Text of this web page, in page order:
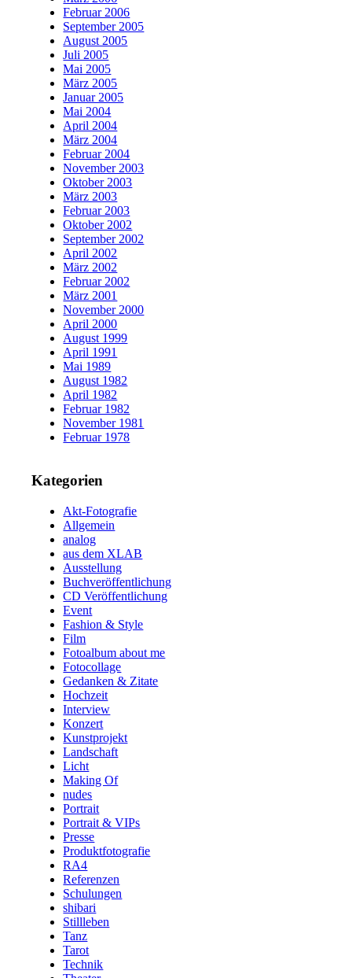
Februar 2006
September 2005
August 2005
Juli 2005
Mai 2005
März 2005
Januar 2005
Mai 2004
April 2004
März 2004
Februar 2004
November 2003
Oktober 2003
März 2003
Februar 2003
Oktober 2002
September 2002
April 2002
März 2002
Februar 2002
März 2001
November 2000
April 2000
August 1999
April 1991
Mai 1989
August 1982
April 1982
Februar 1982
November 1981
Februar 1978
Kategorien
Akt-Fotografie
Allgemein
analog
aus dem XLAB
Ausstellung
Buchveröffentlichung
CD Veröffentlichung
Event
Fashion & Style
Film
Fotoalbum about me
Fotocollage
Gedanken & Zitate
Hochzeit
Interview
Konzert
Kunstprojekt
Landschaft
Licht
Making Of
nudes
Portrait
Portrait & VIPs
Presse
Produktfotografie
RA4
Referenzen
Schulungen
shibari
Stillleben
Tanz
Tarot
Technik